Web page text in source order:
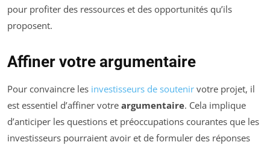
pour profiter des ressources et des opportunités qu’ils
proposent.
Affiner votre argumentaire
Pour convaincre les investisseurs de soutenir votre projet, il
est essentiel d’affiner votre argumentaire. Cela implique
d’anticiper les questions et préoccupations courantes que les
investisseurs pourraient avoir et de formuler des réponses